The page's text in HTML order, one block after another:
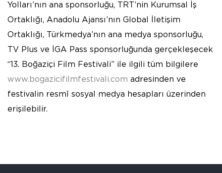
Yolları’nın ana sponsorluğu, TRT’nin Kurumsal İş
Ortaklığı, Anadolu Ajansı’nın Global İletişim
Ortaklığı, Türkmedya’nın ana medya sponsorluğu,
TV Plus ve İGA Pass sponsorluğunda gerçekleşecek
“13. Boğaziçi Film Festivali” ile ilgili tüm bilgilere
www.bogazicifilmfestivali.com adresinden ve
festivalin resmî sosyal medya hesapları üzerinden
erişilebilir.